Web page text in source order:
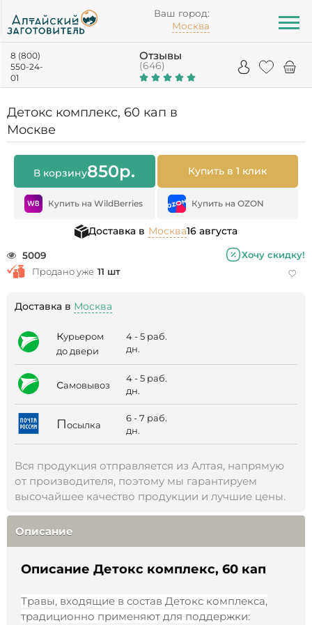
Ваш город:
Москва
8 (800)
550-24-
01
Отзывы
(646)
Детокс комплекс, 60 кап в
Москве
В корзину850р. Купить в 1 клик
Купить на WildBerries Купить на OZON
Доставка в Москва16 августа
5009
Хочу скидку!
Продано уже 11 шт
Доставка в Москва
курьером
до двери
4 - 5 раб.
дн.
самовывоз
4 - 5 раб.
дн.
Посылка
6 - 7 раб.
дн.
Вся продукция отправляется из Алтая, напрямую
от производителя, поэтому мы гарантируем
высочайшее качество продукции и лучшие цены.
Описание
Описание Детокс комплекс, 60 кап
Травы, входящие в состав Детокс комплекса,
традиционно применяют для поддержки: